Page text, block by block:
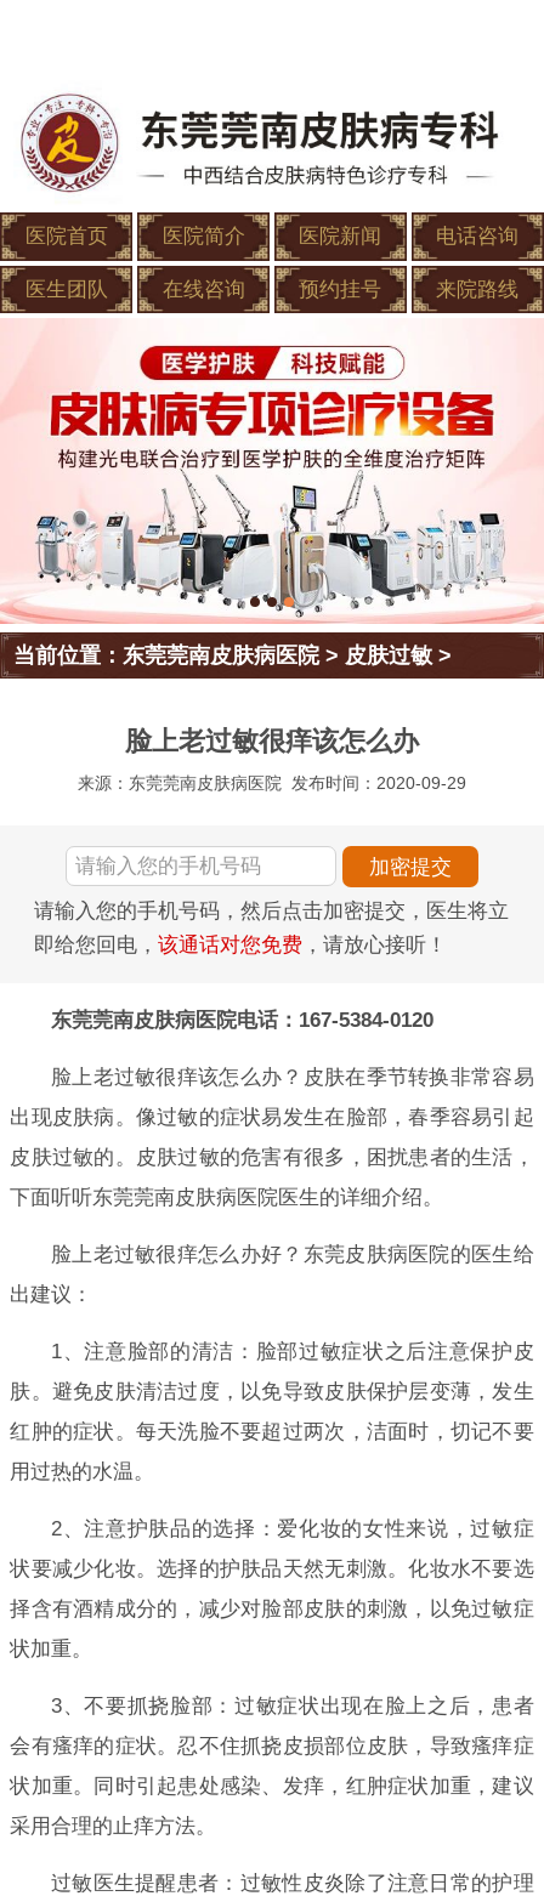
医院首页 医院简介 医院新闻 电话咨询
医生团队 在线咨询 预约挂号 来院路线
当前位置：东莞莞南皮肤病医院> 皮肤过敏 >
脸上老过敏很痒该怎么办
来源：东莞莞南皮肤病医院 发布时间：2020-09-29
请输入您的手机号码，然后点击加密提交，医生将立
即给您回电， 该通话对您免费 ，请放心接听！
东莞莞南皮肤病医院电话：167-5384-0120
脸上老过敏很痒该怎么办？皮肤在季节转换非常容易
出现皮肤病。像过敏的症状易发生在脸部，春季容易引起
皮肤过敏的。皮肤过敏的危害有很多，困扰患者的生活，
下面听听东莞莞南皮肤病医院医生的详细介绍。
脸上老过敏很痒怎么办好？东莞皮肤病医院的医生给
出建议：
1、注意脸部的清洁：脸部过敏症状之后注意保护皮
肤。避免皮肤清洁过度，以免导致皮肤保护层变薄，发生
红肿的症状。每天洗脸不要超过两次，洁面时，切记不要
用过热的水温。
2、注意护肤品的选择：爱化妆的女性来说，过敏症
状要减少化妆。选择的护肤品天然无刺激。化妆水不要选
择含有酒精成分的，减少对脸部皮肤的刺激，以免过敏症
状加重。
3、不要抓挠脸部：过敏症状出现在脸上之后，患者
会有瘙痒的症状。忍不住抓挠皮损部位皮肤，导致瘙痒症
状加重。同时引起患处感染、发痒，红肿症状加重，建议
采用合理的止痒方法。
过敏医生提醒患者：过敏性皮炎除了注意日常的护理